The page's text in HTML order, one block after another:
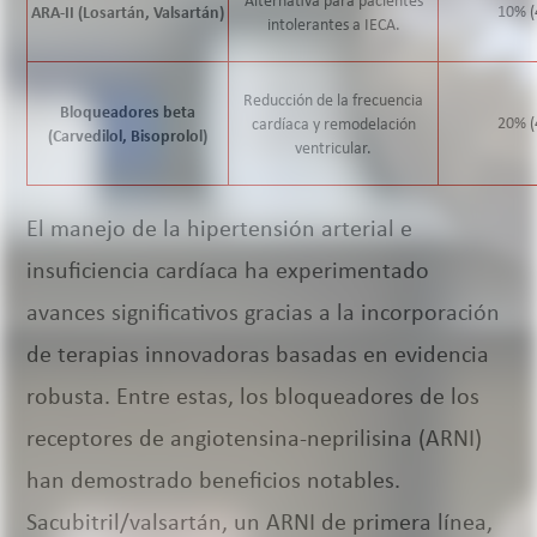
ARA-II (Losartán, Valsartán)
intolerantes a IECA.
10%
Bloqueadores beta
(Carvedilol, Bisoprolol)
Reducción de la frecuencia
cardíaca y remodelación
ventricular.
20%
El manejo de la hipertensión arterial e
insuficiencia cardíaca ha experimentado
avances significativos gracias a la incorporación
de terapias innovadoras basadas en evidencia
robusta. Entre estas, los bloqueadores de los
receptores de angiotensina-neprilisina (ARNI)
han demostrado beneficios notables.
Sacubitril/valsartán, un ARNI de primera línea,